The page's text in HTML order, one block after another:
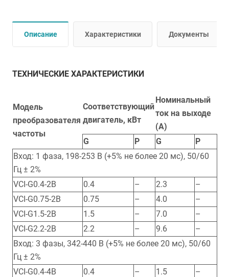
Описание Характеристики Документы
ТЕХНИЧЕСКИЕ ХАРАКТЕРИСТИКИ
Модель
преобразователя
частоты
Соответствующий
двигатель, кВт
Номинальный
ток на выходе
(А)
G
P G
P
Вход: 1 фаза, 198-253 В (+5% не более 20 мс), 50/60
Гц ± 2%
VCI-G0.4-2B
0.4 – 2.3
–
VCI-G0.75-2B
0.75 – 4.0
–
VCI-G1.5-2B
1.5 – 7.0
–
VCI-G2.2-2B
2.2 – 9.6
–
Вход: 3 фазы, 342-440 В (+5% не более 20 мс), 50/60
Гц ± 2%
VCI-G0.4-4B
0.4 – 1.5
–